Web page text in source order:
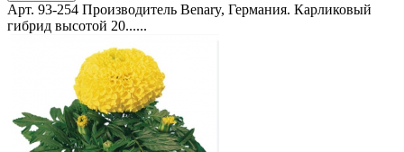
Арт. 93-254 Производитель Benary, Германия. Карликовый
гибрид высотой 20......